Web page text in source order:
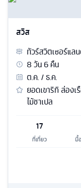
สวิส
ทัวร์สวิตเซอร์แล
8วัน6คืน
ต.ค. / ธ.ค.
ยอดเขาริกิ ล่องเ
ไม้ชาเปล
17
ที่เที่ยว มื้